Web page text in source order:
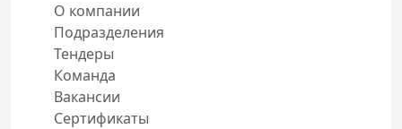
О компании
Подразделения
Тендеры
Команда
Вакансии
Сертификаты